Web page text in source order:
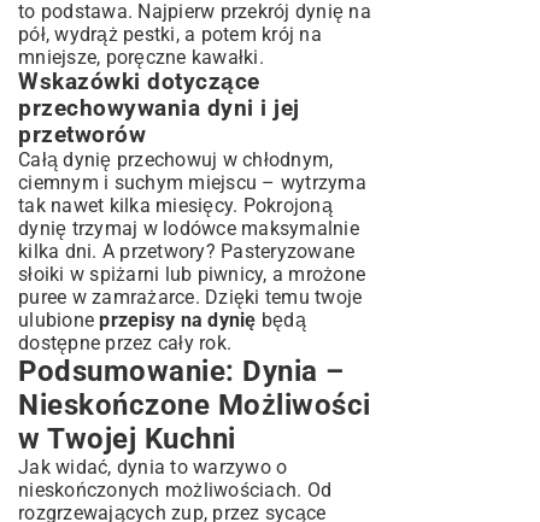
to podstawa. Najpierw przekrój dynię na
pół, wydrąż pestki, a potem krój na
mniejsze, poręczne kawałki.
Wskazówki dotyczące
przechowywania dyni i jej
przetworów
Całą dynię przechowuj w chłodnym,
ciemnym i suchym miejscu – wytrzyma
tak nawet kilka miesięcy. Pokrojoną
dynię trzymaj w lodówce maksymalnie
kilka dni. A przetwory? Pasteryzowane
słoiki w spiżarni lub piwnicy, a mrożone
puree w zamrażarce. Dzięki temu twoje
ulubioneprzepisy na dynię będą
dostępne przez cały rok.
Podsumowanie: Dynia –
Nieskończone Możliwości
w Twojej Kuchni
Jak widać, dynia to warzywo o
nieskończonych możliwościach. Od
rozgrzewających zup, przez sycące